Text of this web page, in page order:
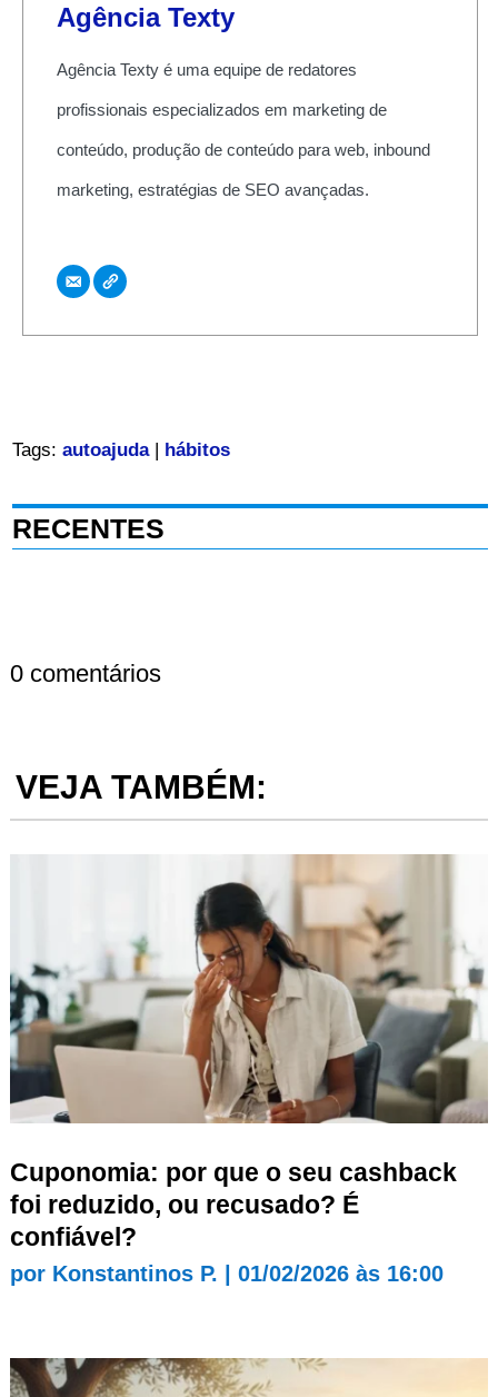
Agência Texty
Agência Texty é uma equipe de redatores
profissionais especializados em marketing de
conteúdo, produção de conteúdo para web, inbound
marketing, estratégias de SEO avançadas.
Tags: autoajuda| hábitos
RECENTES
0 comentários
VEJA TAMBÉM:
Cuponomia: por que o seu cashback
foi reduzido, ou recusado? É
confiável?
por Konstantinos P. 01/02/2026 às 16:00